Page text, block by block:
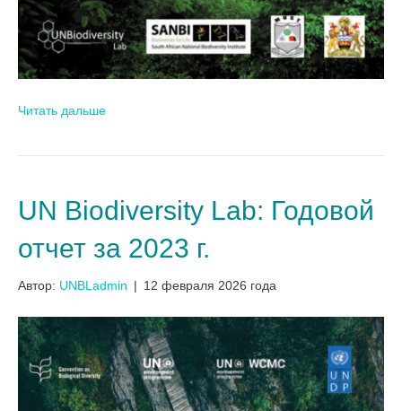
Читать дальше
UN Biodiversity Lab: Годовой
отчет за 2023 г.
Автор: UNBLadmin | 12 февраля 2026 года